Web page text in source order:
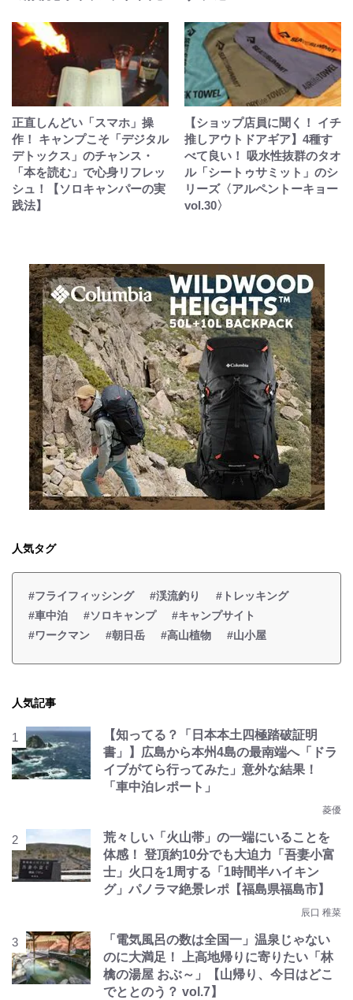
正直しんどい「スマホ」操
作！ キャンプこそ「デジタル
デトックス」のチャンス・
「本を読む」で心身リフレッ
シュ！【ソロキャンパーの実
践法】
【ショップ店員に聞く！ イチ
推しアウトドアギア】4種す
べて良い！ 吸水性抜群のタオ
ル「シートゥサミット」のシ
リーズ〈アルペントーキョー
vol.30〉
人気タグ
#フライフィッシング #渓流釣り
#トレッキング
#車中泊
#ソロキャンプ
#キャンプサイト
#ワークマン
#朝日岳 #高山植物 #山小屋
人気記事
【知ってる？「日本本土四極踏破証明
書」】広島から本州4島の最南端へ「ドラ
イブがてら行ってみた」意外な結果！
「車中泊レポート」
菱優
荒々しい「火山帯」の一端にいることを
体感！ 登頂約10分でも大迫力「吾妻小富
士」火口を1周する「1時間半ハイキン
グ」パノラマ絶景レポ【福島県福島市】
辰口 稚菜
「電気風呂の数は全国一」温泉じゃない
のに大満足！ 上高地帰りに寄りたい「林
檎の湯屋 おぶ～」【山帰り、今日はどこ
でととのう？ vol.7】